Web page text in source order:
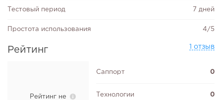
Тестовый период 7 дней
Простота использования 4/5
Рейтинг 1 отзыв
Рейтинг не
Саппорт 0
Технологии 0